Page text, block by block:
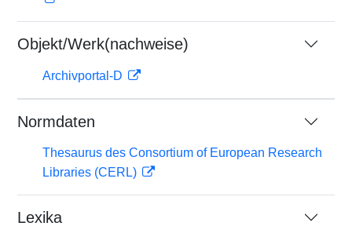
Objekt/Werk(nachweise)
Archivportal-D
Normdaten
Thesaurus des Consortium of European Research
Libraries (CERL)
Lexika